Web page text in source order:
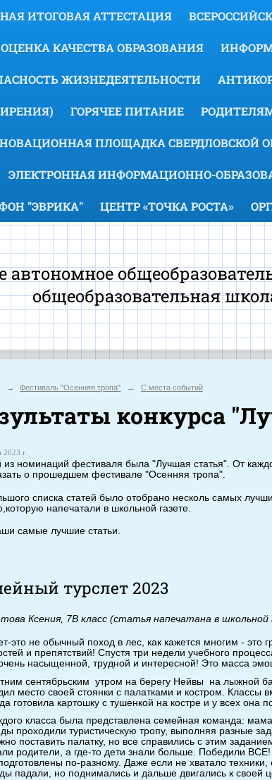
ИТОГОВАЯ АТТЕСТАЦИЯ
КАЧЕСТВА ОБРАЗОВАНИЯ
ЖИЗНЕДЕЯТЕЛЬНОСТИ
ГОРЯЧЕЕ ПИТАНИЕ
ПЛОЩАДКА СВЕРДЛОВСКОЙ
ЭЛЕКТРОННАЯ ИНФОРМАЦИОННО-
"ЭВРИКА" ЦЕНТР «ТОЧКА РОСТА»
общеобразовательная
→ Фестиваль "Осенняя тропа" → С места событий
конкурса
2023 г.
номинаций фестиваля была "Лучшая статья". От
о прошедшем фестивале "Осенняя тропа".
списка статей было отобрано несколь самых
напечатали в школьной газете.
самые лучшие статьи.
турслет 2023
Ксения, 7В класс (статья напечатана в
это не обычный поход в лес, как кажется многим - это
и препятствий! Спустя три недели учебного
насыщенной, трудной и интересной! Это масса
сентябрьским утром на берегу Нейвы на лыжной
место своей стоянки с палатками и костром. Классы
готовила картошку с тушенкой на костре и у всех она
класса была представлена семейная команда:
проходили туристическую тропу, выполняя разные
поставить палатку, но все справились с этим
родители, а где-то дети знали больше. Победили
по-разному. Даже если не хватало
падали, но поднимались и дальше двигались к своей